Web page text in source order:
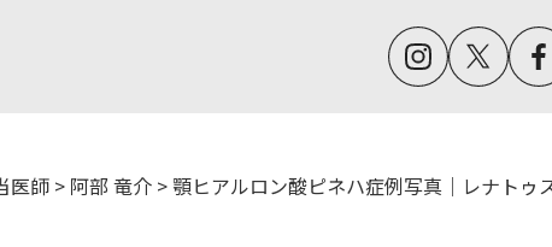
医師 > 阿部 竜介 > 顎ヒアルロン酸ピネハ症例写真｜レナト